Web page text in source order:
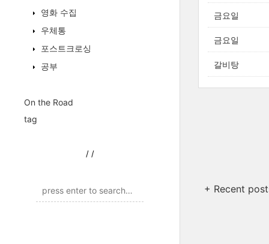
영화 수집
우체통
포스트크로싱
공부
On the Road
tag
/ /
금요일
금요일
갈비탕
+ Recent